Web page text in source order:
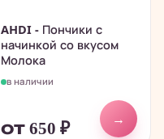
AHDI - Пончики с
начинкой со вкусом
Молока
в наличии
от 650 ₽
→